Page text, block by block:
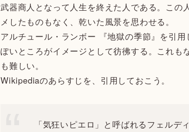
武器商人となって人生を終えた人である。こ
メしたものもなく、乾いた風景を思わせる。
アルチュール・ランボー 『地獄の季節』を引
ぽいところがイメージとして彷彿する。これ
も難しい。
Wikipediaのあらすじを、引用しておこう。
「気狂いピエロ」と呼ばれるフェルデ